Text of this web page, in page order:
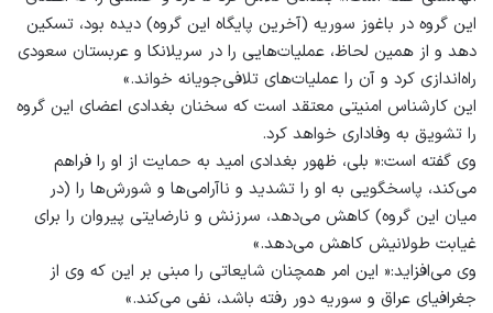
این گروه در باغوز سوریه (آخرین پایگاه این گروه) دیده بود، تسکین
دهد و از همین لحاظ، عملیات‌هایی را در سریلانکا و عربستان سعودی
راه‌اندازی کرد و آن را عملیات‌های تلافی‌جویانه خواند.»
این کارشناس امنیتی معتقد است که سخنان بغدادی اعضای این گروه
را تشویق به وفاداری خواهد کرد.
وی گفته است:« بلی، ظهور بغدادی امید به حمایت از او را فراهم
می‌کند، پاسخگویی به او را تشدید و ناآرامی‌ها و شورش‌ها را (در
میان این گروه) کاهش می‌دهد، سرزنش و نارضایتی پیروان را برای
غیابت طولانیش کاهش می‌دهد.»
وی می‌افزاید:« این امر همچنان شایعاتی را مبنی بر این که وی از
جغرافیای عراق و سوریه دور رفته باشد، نفی می‌کند.»